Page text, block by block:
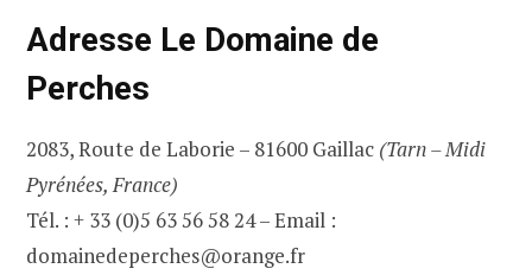
Adresse Le Domaine de
Perches
2083, Route de Laborie – 81600 Gaillac (Tarn – Midi
Pyrénées, France)
Tél. : + 33 (0)5 63 56 58 24 – Email :
domainedeperches@orange.fr